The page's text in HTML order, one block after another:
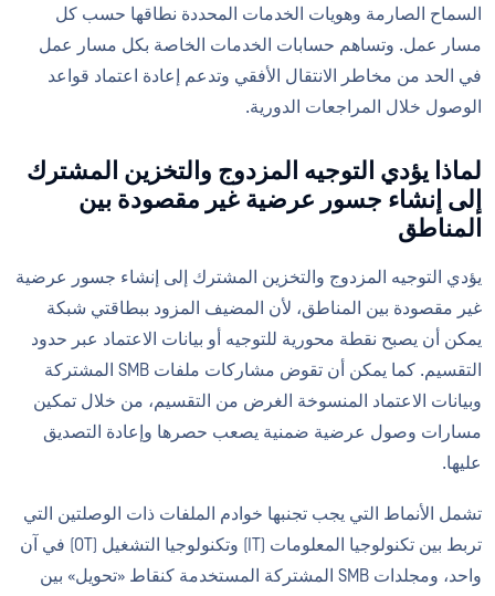
السماح الصارمة وهويات الخدمات المحددة نطاقها حسب كل
مسار عمل. وتساهم حسابات الخدمات الخاصة بكل مسار عمل
في الحد من مخاطر الانتقال الأفقي وتدعم إعادة اعتماد قواعد
الوصول خلال المراجعات الدورية.
لماذا يؤدي التوجيه المزدوج والتخزين المشترك
إلى إنشاء جسور عرضية غير مقصودة بين
المناطق
يؤدي التوجيه المزدوج والتخزين المشترك إلى إنشاء جسور عرضية
غير مقصودة بين المناطق، لأن المضيف المزود ببطاقتي شبكة
يمكن أن يصبح نقطة محورية للتوجيه أو بيانات الاعتماد عبر حدود
التقسيم. كما يمكن أن تقوض مشاركات ملفات SMB المشتركة
وبيانات الاعتماد المنسوخة الغرض من التقسيم، من خلال تمكين
مسارات وصول عرضية ضمنية يصعب حصرها وإعادة التصديق
عليها.
تشمل الأنماط التي يجب تجنبها خوادم الملفات ذات الوصلتين التي
تربط بين تكنولوجيا المعلومات (IT) وتكنولوجيا التشغيل (OT) في آن
واحد، ومجلدات SMB المشتركة المستخدمة كنقاط «تحويل» بين